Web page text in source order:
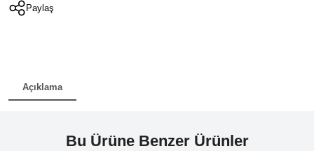
Paylaş
Açıklama
Bu Ürüne Benzer Ürünler